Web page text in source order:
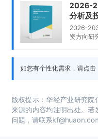
2026-
分析及
2026-
资方向研
如您有个性化需求，请点击
版权提示：华经产业研究
来源的内容均注明出处。
问题，请联系